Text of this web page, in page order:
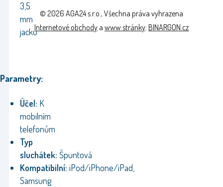
3,5
mm
jacku
Parametry:
Účel: K
mobilním
telefonům
Typ
sluchátek: Špuntová
Kompatibilní: iPod/iPhone/iPad,
Samsung
© 2026 AGA24 s.r.o., Všechna práva vyhrazena
Internetové obchody a www stránky: BINARGON.cz